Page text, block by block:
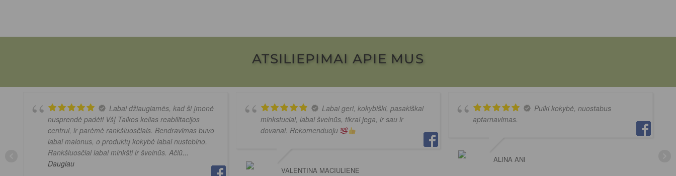
ATSILIEPIMAI APIE MUS
Labai džiaugiamės, kad ši įmonė
nusprendė padėti VšĮ Taikos kelias reabilitacijos
centrui, ir parėmė rankšluosčiais. Bendravimas buvo
labai malonus, o produktų kokybė labai nustebino.
Rankšluosčiai labai minkšti ir švelnūs. Ačiū...
Daugiau
Labai geri, kokybiški, pasakiškai
minkstuciai, labai švelnūs, tikrai jega, ir sau ir
dovanai. Rekomenduoju
VALENTINA MACIULIENE
Puiki kokybė, nuostabus
aptarnavimas.
ALINA ANI